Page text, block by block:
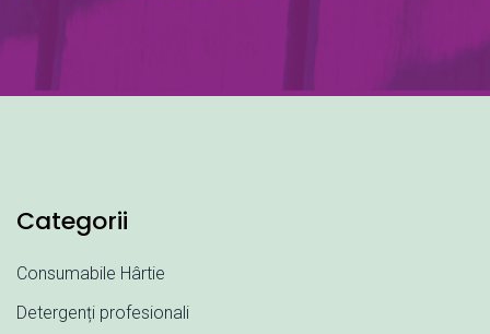
Categorii
Consumabile Hârtie
Detergenți profesionali